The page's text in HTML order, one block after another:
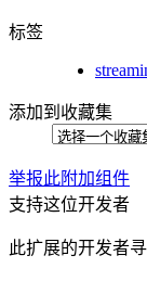
标签
添加到收藏集
举报此附加组件
支持这位开发者
此扩展的开发者